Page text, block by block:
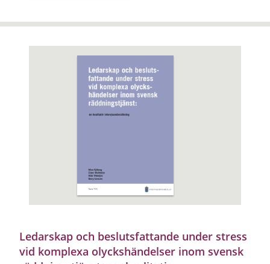
Ledarskap och beslutsfattande under stress
vid komplexa olyckshändelser inom svensk